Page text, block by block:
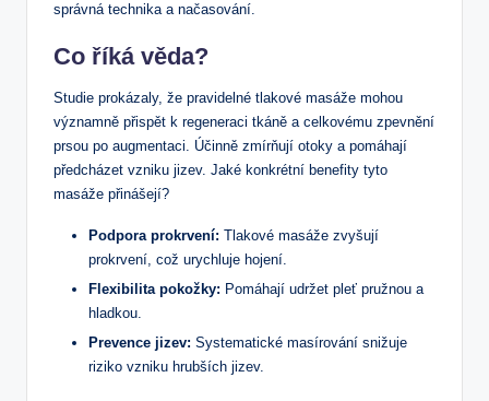
správná technika a načasování.
Co říká věda?
Studie prokázaly, že pravidelné tlakové masáže mohou
významně přispět k regeneraci tkáně a celkovému zpevnění
prsou po augmentaci. Účinně zmírňují otoky a pomáhají
předcházet vzniku jizev. Jaké konkrétní benefity tyto
masáže přinášejí?
Podpora prokrvení: Tlakové masáže zvyšují
prokrvení, což urychluje hojení.
Flexibilita pokožky: Pomáhají udržet pleť pružnou a
hladkou.
Prevence jizev: Systematické masírování snižuje
riziko vzniku hrubších jizev.